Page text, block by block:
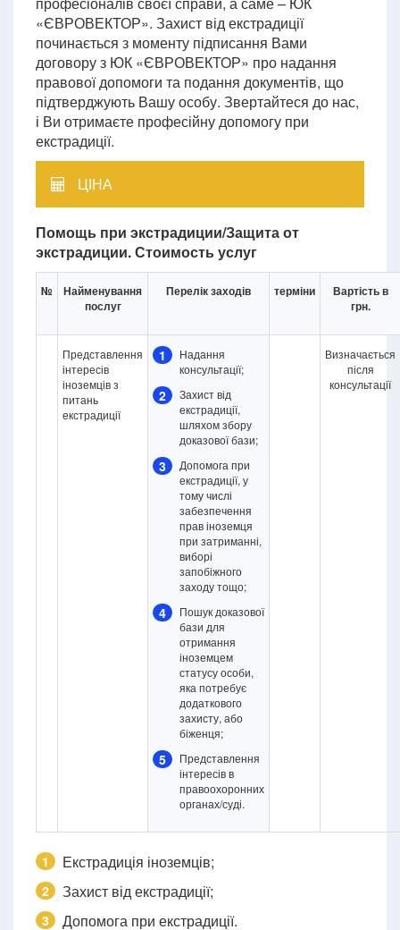
«ЄВРОВЕКТОР». Захист від екстрадиції
починається з моменту підписання Вами
договору з ЮК «ЄВРОВЕКТОР» про надання
правової допомоги та подання документів, що
підтверджують Вашу особу. Звертайтеся до нас,
і Ви отримаєте професійну допомогу при
екстрадиції.
ЦІНА
Помощь при экстрадиции/Защита от
экстрадиции. Стоимость услуг
№
Найменування
послуг
Перелік заходів терміни
Вартість в
грн.
Представлення
інтересів
іноземців з
питань
екстрадиції
1
Надання
консультації;
2
Захист від
екстрадиції,
шляхом збору
доказової бази;
3
Допомога при
екстрадиції, у
тому числі
забезпечення
прав іноземця
при затриманні,
виборі
запобіжного
заходу тощо;
4
Пошук доказової
бази для
отримання
іноземцем
статусу особи,
яка потребує
додаткового
захисту, або
біженця;
5
Представлення
інтересів в
правоохоронних
органах/суді.
Визначається
після
консультації
1 Екстрадиція іноземців;
2 Захист від екстрадиції;
3 Допомога при екстрадиції.